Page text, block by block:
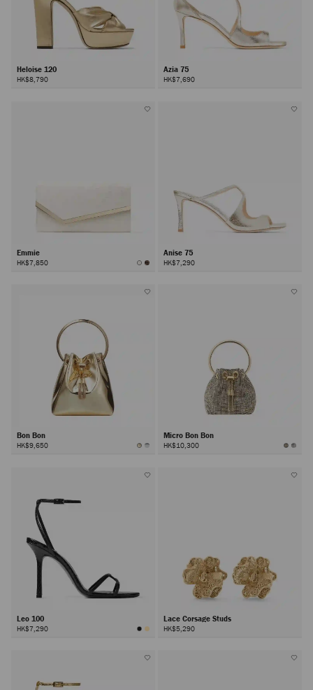
Heloise 120
HK$8,790
Azia 75
HK$7,690
Emmie
HK$7,850
Anise 75
HK$7,290
Bon Bon
HK$9,650
Micro Bon Bon
HK$10,300
Leo 100
HK$7,290
Lace Corsage Studs
HK$5,290